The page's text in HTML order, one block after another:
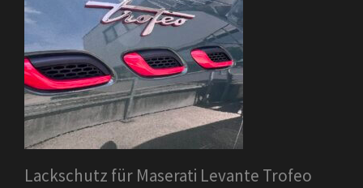
Lackschutz für Maserati Levante Trofeo